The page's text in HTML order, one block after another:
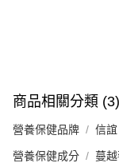
商品相關分類 (3)
營養保健品牌 信誼
營養保健成分 蔓